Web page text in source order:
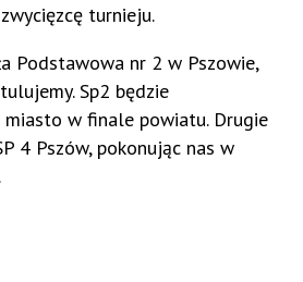
turnieju.
Podstawowa nr 2 w Pszowie,
Sp2 będzie
miasto w finale powiatu. Drugie
4 Pszów, pokonując nas w